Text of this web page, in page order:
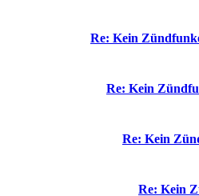
Re: Kein
Re: Kein
Re: Kein
Re: Kein